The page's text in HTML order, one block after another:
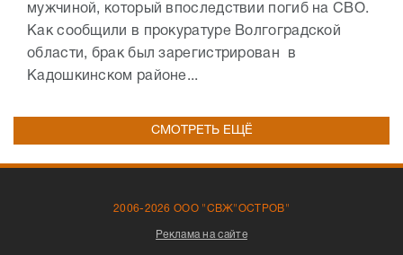
мужчиной, который впоследствии погиб на СВО.
Как сообщили в прокуратуре Волгоградской
области, брак был зарегистрирован в
Кадошкинском районе...
СМОТРЕТЬ ЕЩЁ
2006-2026 ООО "СВЖ"ОСТРОВ"
Реклама на сайте